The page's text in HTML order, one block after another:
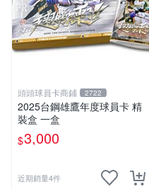
頭頭球員卡商鋪 2722
2025台鋼雄鷹年度球員卡 精
裝盒 一盒
$3,000
近期銷量4件